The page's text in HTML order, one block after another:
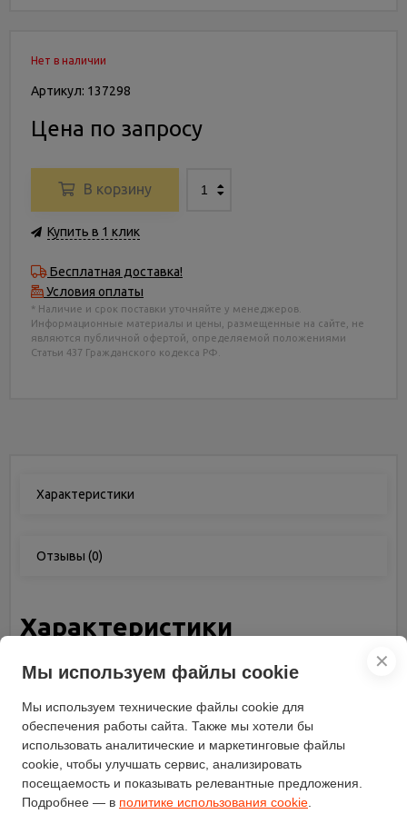
Нет в наличии
Артикул: 137298
Цена по запросу
В корзину
Купить в 1 клик
Бесплатная доставка!
Условия оплаты
* Наличие и срок поставки уточняйте у менеджеров.
Информационные материалы и цены, размещенные на сайте, не
являются публичной офертой, определяемой положениями
Статьи 437 Гражданского кодекса РФ.
Характеристики
Отзывы (0)
Характеристики
Материал корпуса
пластик
Ручка с толкателем
с регулируемой высотой
Производитель двигателя
Nikkey
Мощность (Вт/л.с.)
1.70
Расположение двигателя
верхнее
✕
Мы используем файлы cookie
Мы используем технические файлы cookie для
обеспечения работы сайта. Также мы хотели бы
использовать аналитические и маркетинговые файлы
cookie, чтобы улучшать сервис, анализировать
посещаемость и показывать релевантные предложения.
Подробнее — в политике использования cookie